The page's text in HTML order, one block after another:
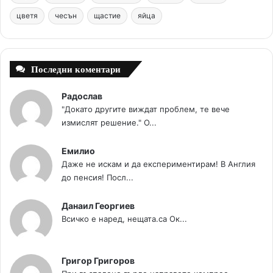
k
s
t
m
цветя чесън щастие яйца
Последни коментари
Радослав
"Докато другите виждат проблем, те вече
измислят решение." О...
Емилио
Даже не искам и да експериментирам! В Англия
до пенсия! Посл...
Данаил Георгиев
Всичко е наред, нещата.са Ок...
Григор Григоров